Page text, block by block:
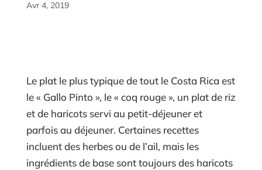
Avr 4, 2019
Le plat le plus typique de tout le Costa Rica est
le « Gallo Pinto », le « coq rouge », un plat de riz
et de haricots servi au petit-déjeuner et
parfois au déjeuner. Certaines recettes
incluent des herbes ou de l’ail, mais les
ingrédients de base sont toujours des haricots